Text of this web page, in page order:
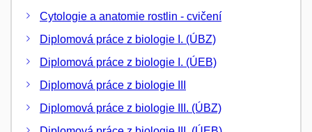
Cytologie a anatomie rostlin - cvičení
Diplomová práce z biologie I. (ÚBZ)
Diplomová práce z biologie I. (ÚEB)
Diplomová práce z biologie III
Diplomová práce z biologie III. (ÚBZ)